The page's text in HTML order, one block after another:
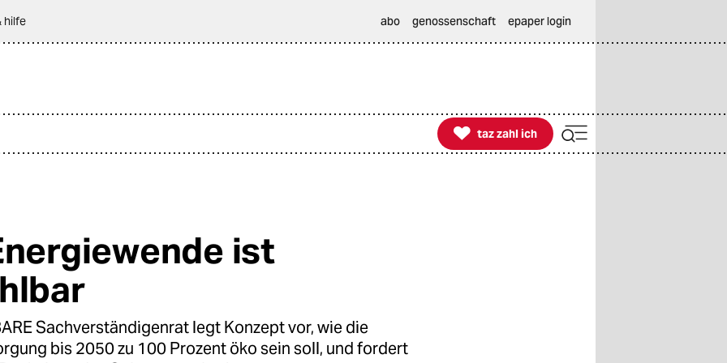
hilfe abo genossenschaft epaper login

taz zahl ich
taz zahl ich
ist
Sachverständigenrat legt Konzept vor, wie die
bis 2050 zu 100 Prozent öko sein soll, und fordert